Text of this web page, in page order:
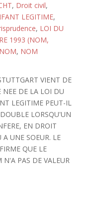
, Droit civil,
LEGITIME,
, LOI DU
1993 (NOM,
NOM, NOM
VIENT DE
NEE DE LA LOI DU
LEGITIME PEUT-IL
LORSQU'UN
EN DROIT
A UNE SOEUR. LE
QUE LE
PAS DE VALEUR